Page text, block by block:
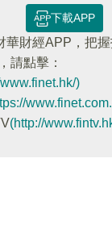
下載APP
華財經APP，把
請點擊：
)
(http://